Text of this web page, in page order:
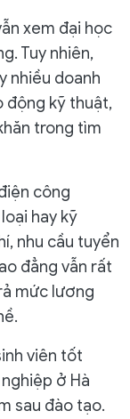
xem đại học
Tuy nhiên,
nhiều doanh
động kỹ thuật,
trong tìm
công
hay kỹ
nhu cầu tuyển
đẳng vẫn rất
mức lương
viên tốt
ở Hà
sau đào tạo.